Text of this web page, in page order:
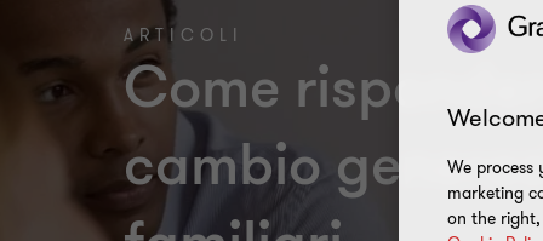
ARTICOLI
Come
cambio
We process
marketing
on the